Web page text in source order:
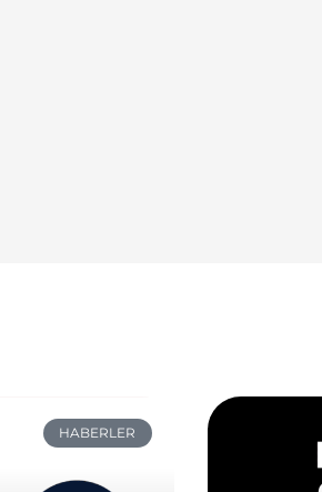
HABERLER